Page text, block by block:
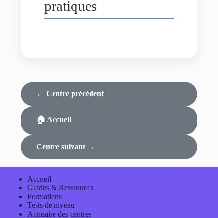
pratiques
← Centre précédent
🏠 Accueil
Centre suivant →
Accueil
Guides & Ressources
Formations
Tests de niveau
Annuaire des centres